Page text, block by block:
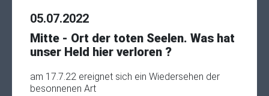
05.07.2022
Mitte - Ort der toten Seelen. Was hat
unser Held hier verloren ?
am 17.7.22 ereignet sich ein Wiedersehen der
besonnenen Art